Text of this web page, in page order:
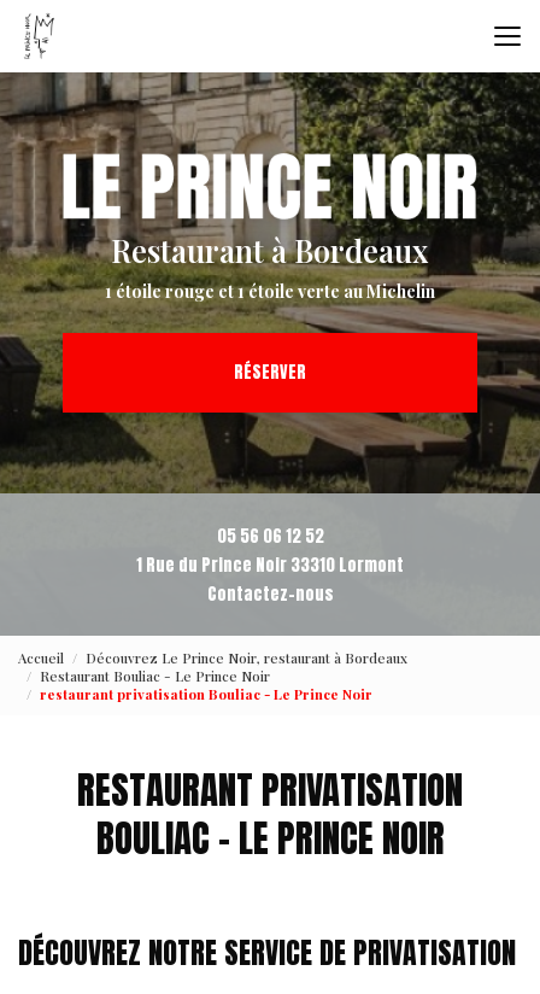
Aller
contenu
principal
Restaurant à Bordeaux
1 étoile rouge et 1 étoile verte au Michelin
RÉSERVER
05 56 06 12 52
1 Rue du Prince Noir 33310 Lormont
Contactez-nous
Accueil
Découvrez Le Prince Noir, restaurant à Bordeaux
Restaurant Bouliac - Le Prince Noir
restaurant privatisation Bouliac - Le Prince Noir
RESTAURANT PRIVATISATION
BOULIAC - LE PRINCE NOIR
DÉCOUVREZ NOTRE SERVICE DE PRIVATISATION